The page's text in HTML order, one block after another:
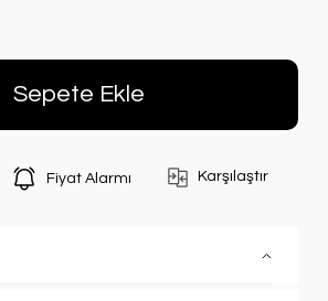
Sepete Ekle
Fiyat Alarmı Karşılaştır